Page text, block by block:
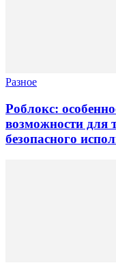
Разное
Роблокс:
возможности для
безопасного